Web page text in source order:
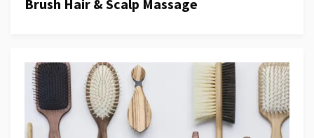
Brush Hair & Scalp Massage